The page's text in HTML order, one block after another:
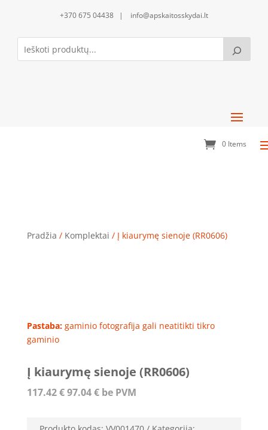
+370 675 04438 | info@apskaitosskydai.lt
0 Items
Pradžia / Komplektai / Į kiaurymę sienoje (RR0606)
Pastaba:gaminio fotografija gali neatitikti tikro
gaminio
Į kiaurymę sienoje (RR0606)
117.42€97.04€be PVM